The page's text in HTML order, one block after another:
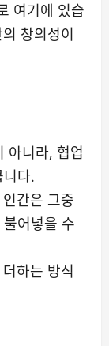
여기에 있습
창의성이
아니라, 협업
다.
간은 그중
어넣을 수
하는 방식